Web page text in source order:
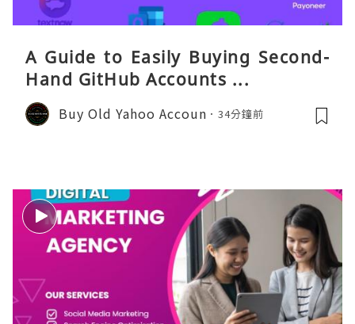
A Guide to Easily Buying Second-
Hand GitHub Accounts ...
Buy Old Yahoo Accoun 34分鐘前